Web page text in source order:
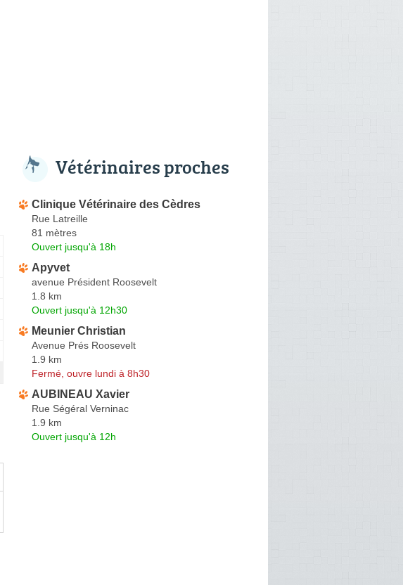
Vétérinaires proches
Clinique Vétérinaire des Cèdres
Rue Latreille
81 mètres
Ouvert jusqu'à 18h
Apyvet
avenue Président Roosevelt
1.8 km
Ouvert jusqu'à 12h30
Meunier Christian
Avenue Prés Roosevelt
1.9 km
Fermé, ouvre lundi à 8h30
AUBINEAU Xavier
Rue Ségéral Verninac
1.9 km
Ouvert jusqu'à 12h